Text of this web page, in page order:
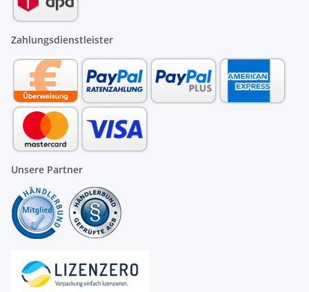
Zahlungsdienstleister
Unsere Partner